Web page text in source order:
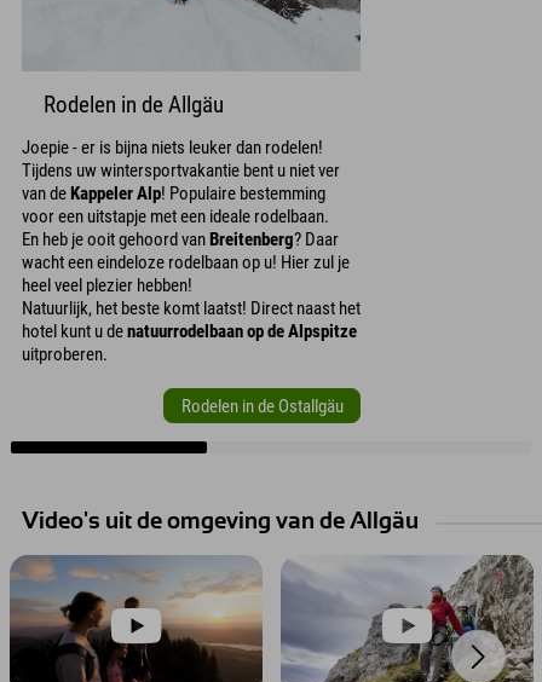
Rodelen in de Allgäu
Joepie - er is bijna niets leuker dan rodelen!
Tijdens uw wintersportvakantie bent u niet ver
van deKappeler Alp! Populaire bestemming
voor een uitstapje met een ideale rodelbaan.
En heb je ooit gehoord vanBreitenberg? Daar
wacht een eindeloze rodelbaan op u! Hier zul je
heel veel plezier hebben!
Natuurlijk, het beste komt laatst! Direct naast het
hotel kunt u denatuurrodelbaan op de Alpspitze
uitproberen.
Rodelen in de Ostallgäu
Video's uit de omgeving van de Allgäu